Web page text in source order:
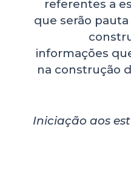
referentes a
que serão
informações
na construção
Iniciação aos